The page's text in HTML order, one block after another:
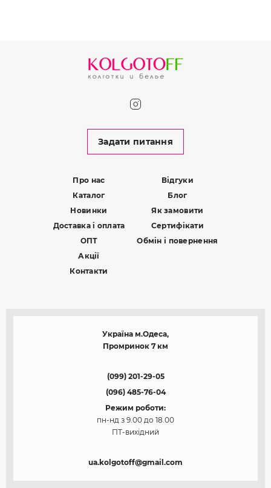
Задати питання
Про нас
Каталог
Новинки
Доставка і оплата
ОПТ
Акції
Контакти
Відгуки
Блог
Як замовити
Сертифікати
Обмін і повернення
Україна м.Одеса,
Промринок 7 км
(099) 201-29-05
(096) 485-76-04
Режим роботи:
пн-нд з 9.00 до 18.00
ПТ-вихідний
ua.kolgotoff@gmail.com